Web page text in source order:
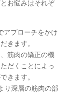
お悩みはそれぞ
アプローチをかけ
きます。
筋肉の矯正の機
だくことによっ
きます。
り深層の筋肉の部